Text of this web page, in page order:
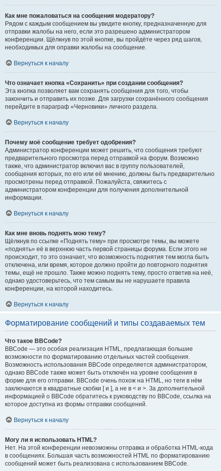
Как мне пожаловаться на сообщения модератору?
Рядом с каждым сообщением вы увидите кнопку, предназначенную для
отправки жалобы на него, если это разрешено администратором
конференции. Щёлкнув по этой кнопке, вы пройдёте через ряд шагов,
необходимых для оправки жалобы на сообщение.
Вернуться к началу
Что означает кнопка «Сохранить» при создании сообщения?
Эта кнопка позволяет вам сохранять сообщения для того, чтобы
закончить и отправить их позже. Для загрузки сохранённого сообщения
перейдите в параграф «Черновики» личного раздела.
Вернуться к началу
Почему моё сообщение требует одобрения?
Администратор конференции может решить, что сообщения требуют
предварительного просмотра перед отправкой на форум. Возможно
также, что администратор включил вас в группу пользователей,
сообщения которых, по его или её мнению, должны быть предварительно
просмотрены перед отправкой. Пожалуйста, свяжитесь с
администратором конференции для получения дополнительной
информации.
Вернуться к началу
Как мне вновь поднять мою тему?
Щёлкнув по ссылке «Поднять тему» при просмотре темы, вы можете
«поднять» её в верхнюю часть первой страницы форума. Если этого не
происходит, то это означает, что возможность поднятия тем могла быть
отключена, или время, которое должно пройти до повторного поднятия
темы, ещё не прошло. Также можно поднять тему, просто ответив на неё,
однако удостоверьтесь, что тем самым вы не нарушаете правила
конференции, на которой находитесь.
Вернуться к началу
Форматирование сообщений и типы создаваемых тем
Что такое BBCode?
BBCode — это особая реализация HTML, предлагающая большие
возможности по форматированию отдельных частей сообщения.
Возможность использования BBCode определяется администратором,
однако BBCode также может быть отключён на уровне сообщения в
форме для его отправки. BBCode очень похож на HTML, но теги в нём
заключаются в квадратные скобки [ и ], а не в < и >. За дополнительной
информацией о BBCode обратитесь к руководству по BBCode, ссылка на
которое доступна из формы отправки сообщений.
Вернуться к началу
Могу ли я использовать HTML?
Нет. На этой конференции невозможны отправка и обработка HTML-кода
в сообщениях. Большая часть возможностей HTML по форматированию
сообщений может быть реализована с использованием BBCode.